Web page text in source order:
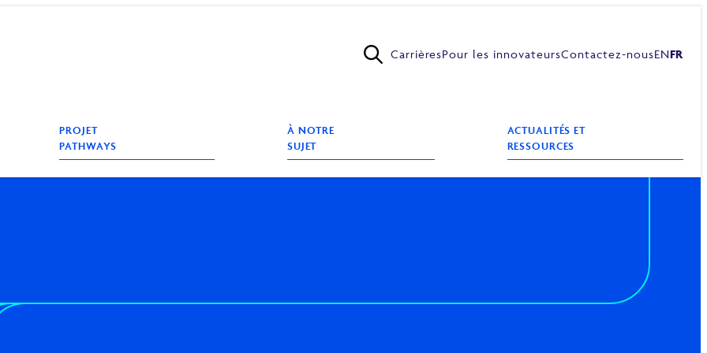
CarrièresPour les innovateursContactez-nousENFR
PROJET
PATHWAYS
À NOTRE
SUJET
ACTUALITÉS ET
RESSOURCES